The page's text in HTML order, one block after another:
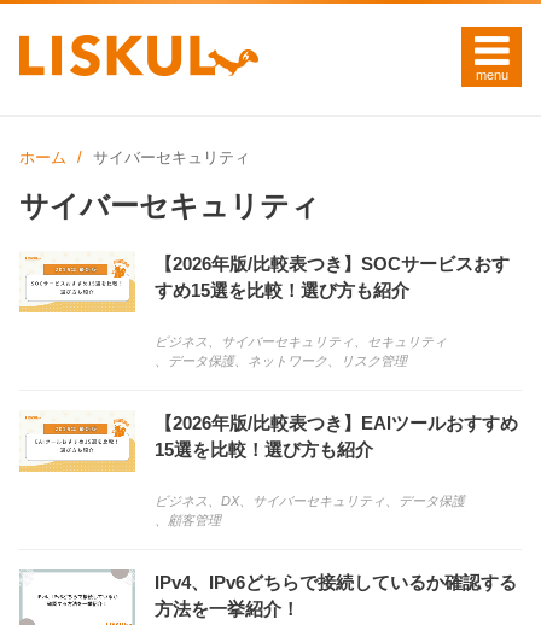
ホーム サイバーセキュリティ
サイバーセキュリティ
【2026年版/比較表つき】SOCサービスおす
すめ15選を比較！選び方も紹介
ビジネス サイバーセキュリティ
セキュリティ
データ保護、 ネットワーク リスク管理
【2026年版/比較表つき】EAIツールおすすめ
15選を比較！選び方も紹介
ビジネス DX、 サイバーセキュリティ
データ保護
顧客管理
IPv4、IPv6どちらで接続しているか確認する
方法を一挙紹介！